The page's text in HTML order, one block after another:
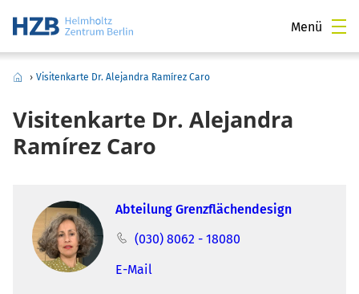
Menü
› Visitenkarte Dr. Alejandra Ramírez Caro
Visitenkarte Dr. Alejandra
Ramírez Caro
Abteilung Grenzflächendesign
(030) 8062 - 18080
E-Mail